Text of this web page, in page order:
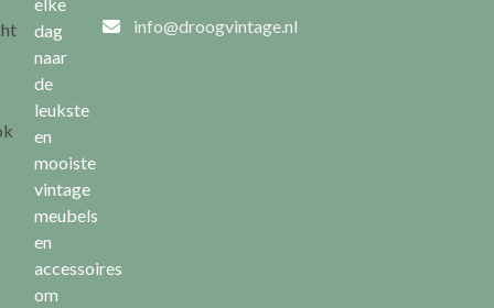
dag
naar
de
leukste
en
mooiste
vintage
meubels
en
accessoires
om
info@droogvintage.nl